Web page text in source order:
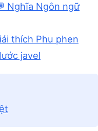
Nghĩa Ngôn ngữ
thích Phu phen
javel